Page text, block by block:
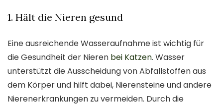
1. Hält die Nieren gesund
Eine ausreichende Wasseraufnahme ist wichtig für
die Gesundheit der Nieren bei Katzen. Wasser
unterstützt die Ausscheidung von Abfallstoffen aus
dem Körper und hilft dabei, Nierensteine und andere
Nierenerkrankungen zu vermeiden. Durch die